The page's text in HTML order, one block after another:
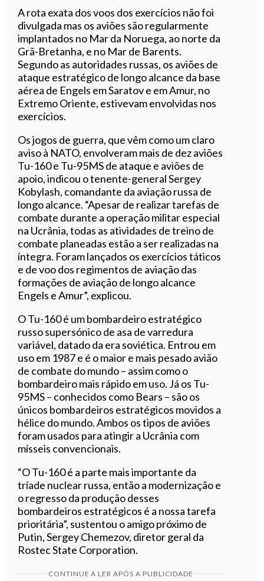
A rota exata dos voos dos exercícios não foi
divulgada mas os aviões são regularmente
implantados no Mar da Noruega, ao norte da
Grã-Bretanha, e no Mar de Barents.
Segundo as autoridades russas, os aviões de
ataque estratégico de longo alcance da base
aérea de Engels em Saratov e em Amur, no
Extremo Oriente, estivevam envolvidas nos
exercícios.
Os jogos de guerra, que vêm como um claro
aviso à NATO, envolveram mais de dez aviões
Tu-160 e Tu-95MS de ataque e aviões de
apoio, indicou o tenente-general Sergey
Kobylash, comandante da aviação russa de
longo alcance. “Apesar de realizar tarefas de
combate durante a operação militar especial
na Ucrânia, todas as atividades de treino de
combate planeadas estão a ser realizadas na
íntegra. Foram lançados os exercícios táticos
e de voo dos regimentos de aviação das
formações de aviação de longo alcance
Engels e Amur”, explicou.
O Tu-160 é um bombardeiro estratégico
russo supersónico de asa de varredura
variável, datado da era soviética. Entrou em
uso em 1987 e é o maior e mais pesado avião
de combate do mundo – assim como o
bombardeiro mais rápido em uso. Já os Tu-
95MS – conhecidos como Bears – são os
únicos bombardeiros estratégicos movidos a
hélice do mundo. Ambos os tipos de aviões
foram usados ​​para atingir a Ucrânia com
mísseis convencionais.
“O Tu-160 é a parte mais importante da
tríade nuclear russa, então a modernização e
o regresso da produção desses
bombardeiros estratégicos é a nossa tarefa
prioritária”, sustentou o amigo próximo de
Putin, Sergey Chemezov, diretor geral da
Rostec State Corporation.
CONTINUE A LER APÓS A PUBLICIDADE